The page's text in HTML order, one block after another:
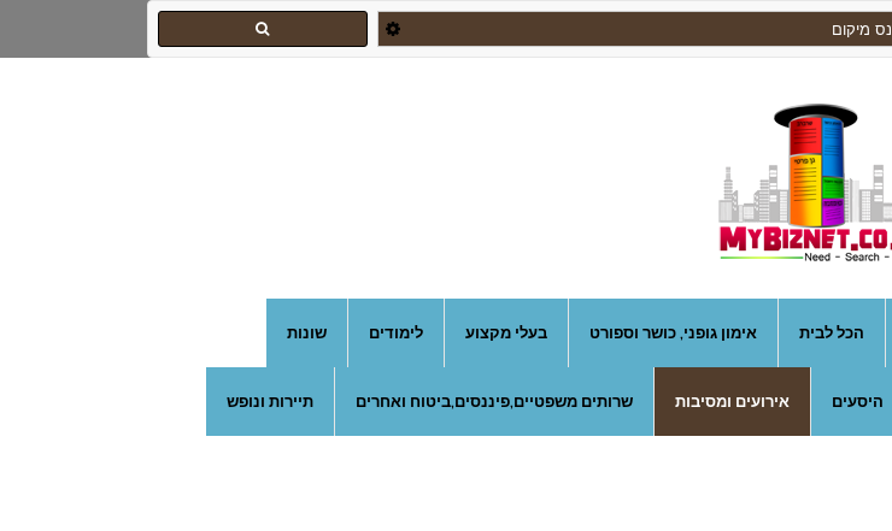
הכל לבית אימון גופני, כושר וספורט בעלי מקצוע לימודים שונות
היסעים אירועים ומסיבות שרותים משפטיים,פיננסים,ביטוח ואחרים תיירות ונופש